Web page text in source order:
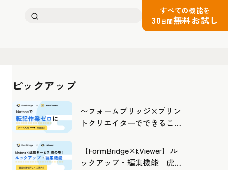
検
すべての機能を
30 日間無料お試し
ピックアップ
〜フォームブリッジ×プリン
トクリエイターでできるこ
よう
【FormBridge×kViewer】ル
ックアップ・編集機能 虎の